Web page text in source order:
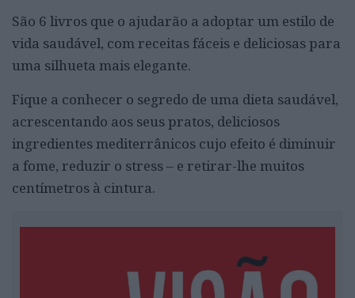
São 6 livros que o ajudarão a adoptar um estilo de
vida saudável, com receitas fáceis e deliciosas para
uma silhueta mais elegante.
Fique a conhecer o segredo de uma dieta saudável,
acrescentando aos seus pratos, deliciosos
ingredientes mediterrânicos cujo efeito é diminuir
a fome, reduzir o stress – e retirar-lhe muitos
centímetros à cintura.